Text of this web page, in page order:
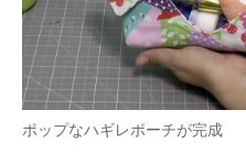
ポップなハギレポーチが完成